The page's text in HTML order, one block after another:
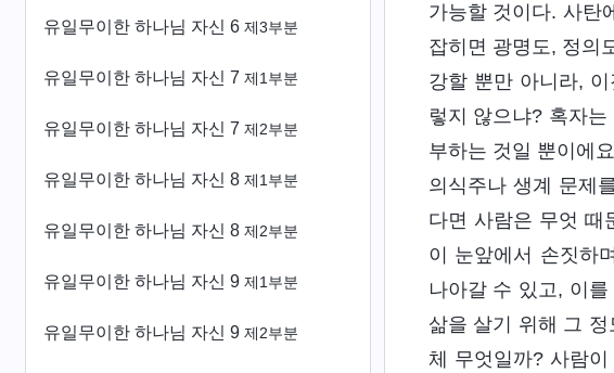
유일무이한 하나님 자신 6 제3부분
유일무이한 하나님 자신 7 제1부분
유일무이한 하나님 자신 7 제2부분
유일무이한 하나님 자신 8 제1부분
유일무이한 하나님 자신 8 제2부분
유일무이한 하나님 자신 9 제1부분
유일무이한 하나님 자신 9 제2부분
가능할 것이다. 사탄
잡히면 광명도, 정의
강할 뿐만 아니라,
렇지 않으냐? 혹자
부하는 것일 뿐이에
의식주나 생계 문제
다면 사람은 무엇 때
이 눈앞에서 손짓하
나아갈 수 있고, 이
삶을 살기 위해 그
체 무엇일까? 사람